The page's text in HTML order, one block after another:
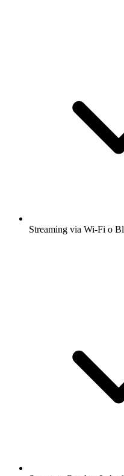
Streaming via Wi-Fi o